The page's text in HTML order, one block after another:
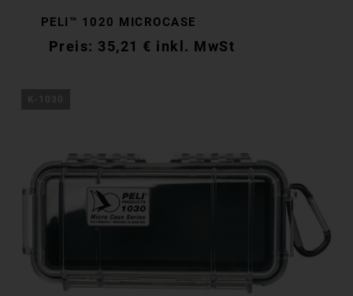
PELI™ 1020 MICROCASE
35,21 € inkl. MwSt